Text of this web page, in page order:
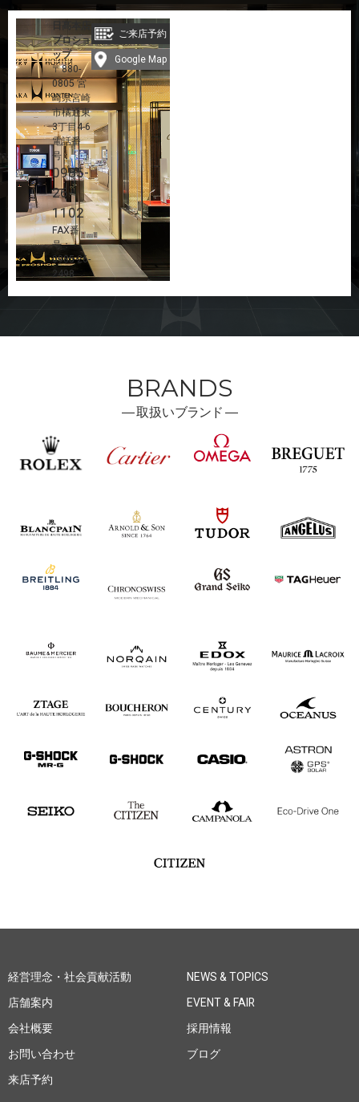
日髙本店
プロショ
ップ
〒880-
0805 宮
崎県宮崎
市橘通東
3丁目4-6
電話番
号：
0985-
26-
1102
FAX番
号：
0985-26-
2498
ご来店予約
Google Map
BRANDS
―取扱いブランド ―
経営理念・社会貢献活動
店舗案内
会社概要
お問い合わせ
来店予約
NEWS & TOPICS
EVENT & FAIR
採用情報
ブログ